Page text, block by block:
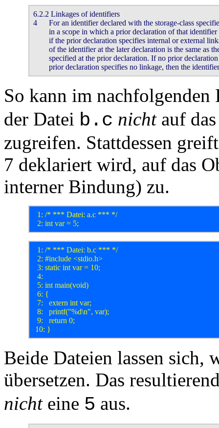
6.2.2 Linkages of identifiers
4	For an identifier declared with the storage-class specifier extern
prior declaration specifies no linkage, then the
So kann im
der Datei b.c nichtauf
zugreifen. Stattdessen
7 deklariert wird, auf das
interner Bindung) zu.
  1: /* *** Datei: a.c *** */
  1: /* *** Datei: b.c *** */
  2: #include <stdio.h>
  3: static int var = 10;
  4:
  5: int main(void)
  6: {
  7: 	extern int var;
  8: 	printf("%d\n", var);
  9: 	return 0;
Beide Dateien lassen sich,
übersetzen. Das
nichteine 5 aus.